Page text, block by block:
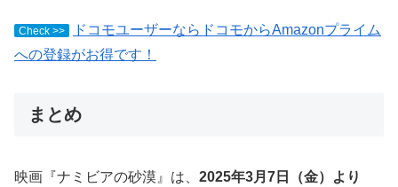
Check >>
ドコモユーザーならドコモからAmazonプライム
への登録がお得です！
まとめ
映画『ナミビアの砂漠』は、 2025年3月7日（金）より